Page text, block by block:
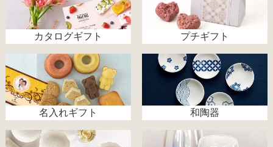
カタログギフト プチギフト
名入れギフト 和陶器